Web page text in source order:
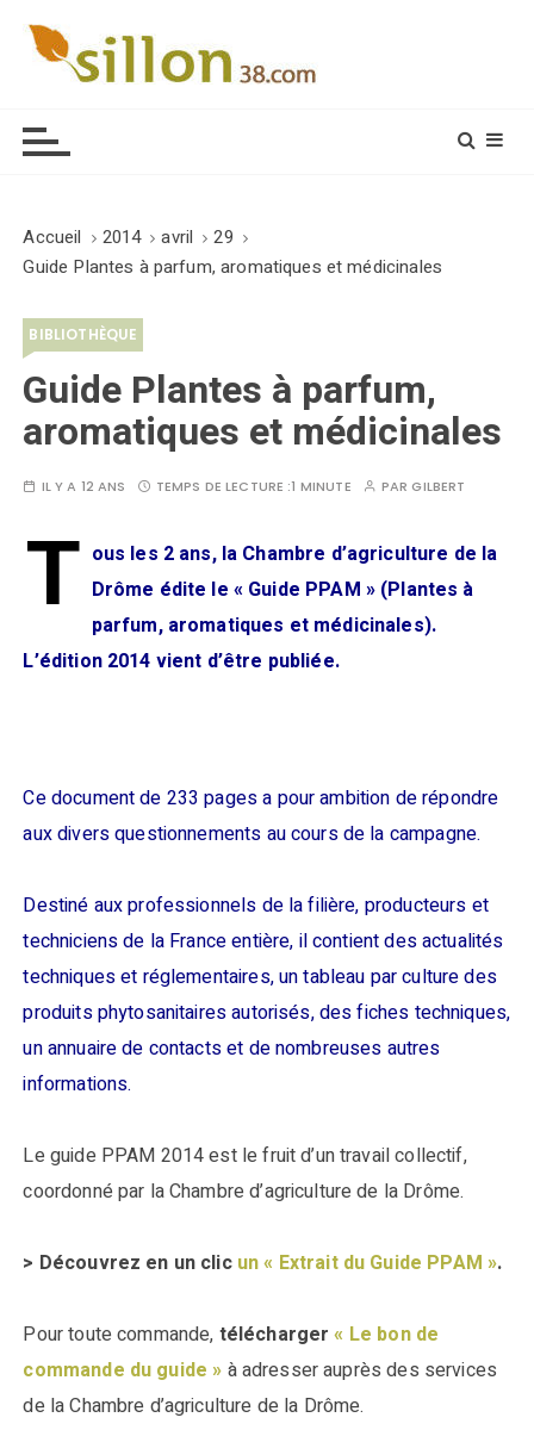
Accueil 2014 avril
29
Guide Plantes à parfum, aromatiques et médicinales
BIBLIOTHÈQUE
Guide Plantes à parfum,
aromatiques et médicinales
IL Y A 12 ANS TEMPS DE LECTURE :1 MINUTE PARGILBERT
T ous les 2 ans, la Chambre d’agriculture de la
Drôme édite le « Guide PPAM » (Plantes à
parfum, aromatiques et médicinales).
L’édition 2014 vient d’être publiée.
Ce document de 233 pages a pour ambition de répondre
aux divers questionnements au cours de la campagne.
Destiné aux professionnels de la filière, producteurs et
techniciens de la France entière, il contient des actualités
techniques et réglementaires, un tableau par culture des
produits phytosanitaires autorisés, des fiches techniques,
un annuaire de contacts et de nombreuses autres
informations.
Le guide PPAM 2014 est le fruit d’un travail collectif,
coordonné par la Chambre d’agriculture de la Drôme.
> Découvrez en un clic un « Extrait du Guide PPAM ».
Pour toute commande, télécharger« Le bon de
commande du guide » à adresser auprès des services
de la Chambre d’agriculture de la Drôme.